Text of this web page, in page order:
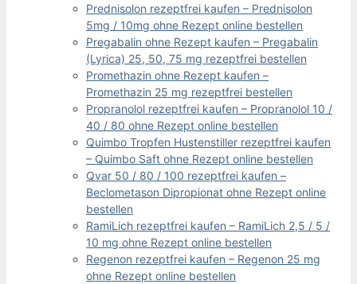
Prednisolon rezeptfrei kaufen – Prednisolon
5mg / 10mg ohne Rezept online bestellen
Pregabalin ohne Rezept kaufen – Pregabalin
(Lyrica) 25, 50, 75 mg rezeptfrei bestellen
Promethazin ohne Rezept kaufen –
Promethazin 25 mg rezeptfrei bestellen
Propranolol rezeptfrei kaufen – Propranolol 10 /
40 / 80 ohne Rezept online bestellen
Quimbo Tropfen Hustenstiller rezeptfrei kaufen
– Quimbo Saft ohne Rezept online bestellen
Qvar 50 / 80 / 100 rezeptfrei kaufen –
Beclometason Dipropionat ohne Rezept online
bestellen
RamiLich rezeptfrei kaufen – RamiLich 2,5 / 5 /
10 mg ohne Rezept online bestellen
Regenon rezeptfrei kaufen – Regenon 25 mg
ohne Rezept online bestellen